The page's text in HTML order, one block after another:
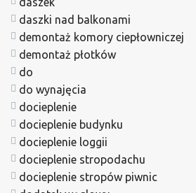
daszki nad balkonami
demontaż komory ciepłowniczej
demontaż płotków
do
do wynajęcia
docieplenie
docieplenie budynku
docieplenie loggii
docieplenie stropodachu
docieplenie stropów piwnic